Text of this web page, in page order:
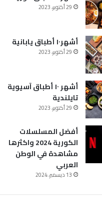
29 أكتوبر، 2023
أشهر١٠ أطباق يابانية
29 أكتوبر، 2023
أشهر ١٠ أطباق آسيوية
تايلندية
29 أكتوبر، 2023
أفضل المسلسلات
الكورية 2024 واكثرها
مشاهدة في الوطن
العربي
13 ديسمبر، 2024